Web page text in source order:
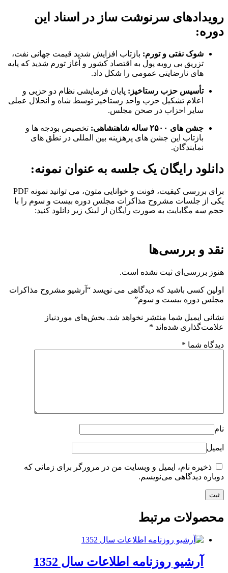
رویدادهای سرنوشت ساز در اسناد این
دوره:
شوک نفتی و تورم: بازتاب افزایش شدید قیمت جهانی نفت،
تزریق بی رویه پول به اقتصاد کشور و آغاز تورم شدید که پایه
های نارضایتی عمومی را شکل داد.
تأسیس حزب رستاخیز: پایان فرمایشی نظام دو حزبی و
اعلام تشکیل حزب واحد رستاخیز توسط شاه و انحلال عملی
سایر احزاب در صحن مجلس.
جشن های ۲۵۰۰ ساله شاهنشاهی:
تخصیص بودجه ها و
بازتاب این جشن های پرهزینه بین المللی در نطق های
نمایندگان.
دانلود رایگان یک جلسه به عنوان نمونه:
برای بررسی کیفیت، فونت و خوانایی متون، می توانید نمونه PDF
یکی از جلسات مشروح مذاکرات مجلس دوره بیست و سوم را با
حجم سه مگابایت به صورت رایگان از لینک زیر دانلود کنید:
نقد و بررسی‌ها
هنوز بررسی‌ای ثبت نشده است.
اولین کسی باشید که دیدگاهی می نویسد “آرشیو مشروح مذاکرات
مجلس دوره بیست و سوم”
نشانی ایمیل شما منتشر نخواهد شد. بخش‌های موردنیاز
علامت‌گذاری شده‌اند *
دیدگاه شما *
نام
ایمیل
ذخیره نام، ایمیل و وبسایت من در مرورگر برای زمانی که
دوباره دیدگاهی می‌نویسم.
محصولات مرتبط
آرشیو روزنامه اطلاعات سال 1352